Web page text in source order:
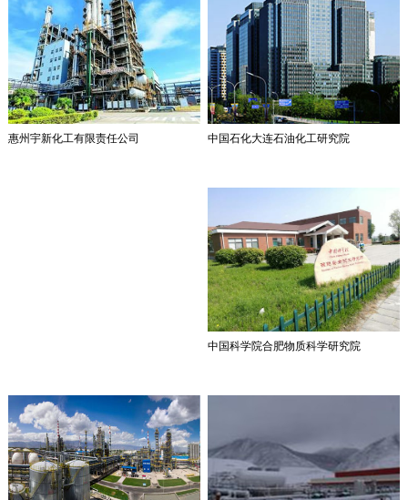
惠州宇新化工有限责任公司 中国石化大连石油化工研究院
中国科学院合肥物质科学研究院